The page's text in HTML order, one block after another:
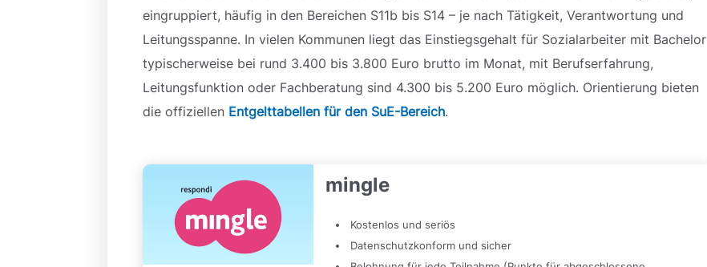
eingruppiert, häufig in den Bereichen S11b bis S14 – je nach Tätigkeit, Verantwortung und
Leitungsspanne. In vielen Kommunen liegt das Einstiegsgehalt für Sozialarbeiter mit Bachelor
typischerweise bei rund 3.400 bis 3.800 Euro brutto im Monat, mit Berufserfahrung,
Leitungsfunktion oder Fachberatung sind 4.300 bis 5.200 Euro möglich. Orientierung bieten
die offiziellen Entgelttabellen für den SuE-Bereich.
mingle
Kostenlos und seriös
Datenschutzkonform und sicher